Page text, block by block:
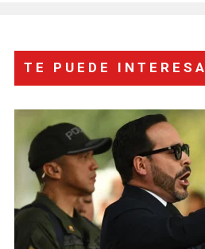
TE PUEDE